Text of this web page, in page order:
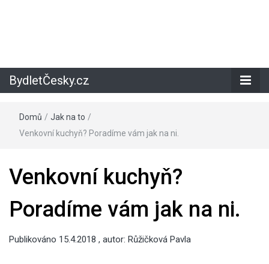
BydletČesky.cz
Domů / Jak na to /
Venkovní kuchyň? Poradíme vám jak na ni.
Venkovní kuchyň?
Poradíme vám jak na ni.
Publikováno 15.4.2018 , autor: Růžičková Pavla